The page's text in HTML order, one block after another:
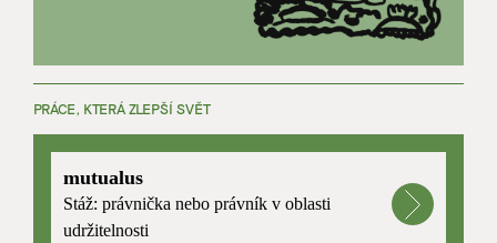
PRÁCE, KTERÁ ZLEPŠÍ SVĚT
mutualus
Stáž: právnička nebo právník v oblasti
udržitelnosti